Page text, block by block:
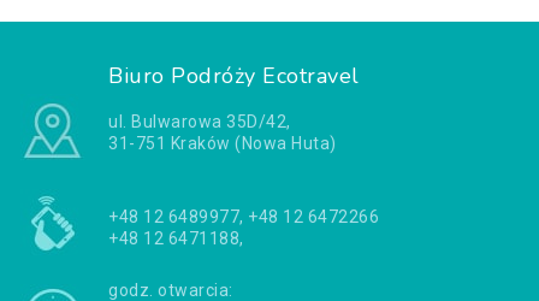
Biuro Podróży Ecotravel
ul. Bulwarowa 35D/42,
31-751 Kraków (Nowa Huta)
+48 12 6489977, +48 12 6472266
+48 12 6471188,
godz. otwarcia: